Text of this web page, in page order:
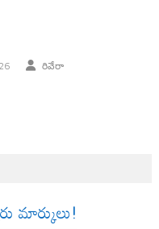
రివేరా
మార్కులు!